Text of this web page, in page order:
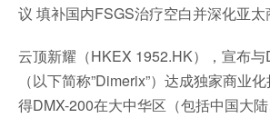
议 填补国内FSGS治疗空白并深化亚太
云顶新耀（HKEX 1952.HK），宣布
（以下简称”Dimerix”）达成独家商业
得DMX-200在大中华区（包括中国大